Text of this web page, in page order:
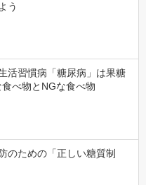
う
活習慣病「糖尿病」は果糖
べ物とNGな食べ物
のための「正しい糖質制